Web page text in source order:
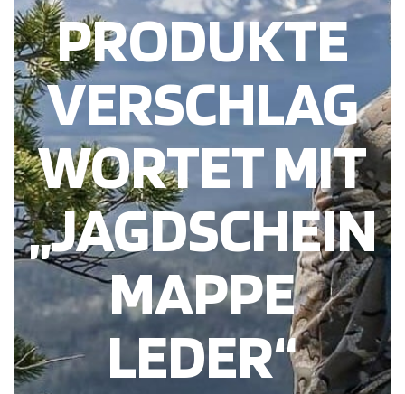
PRODUKTE
VERSCHLAG
WORTET MIT
„JAGDSCHEIN
MAPPE
LEDER“